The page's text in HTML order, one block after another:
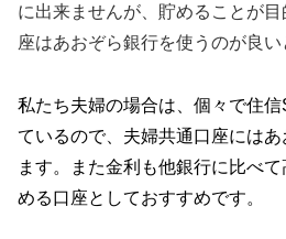
に出来ませんが、貯めることが
座はあおぞら銀行を使うのが良い
私たち夫婦の場合は、個々で住
ているので、夫婦共通口座には
ます。また金利も他銀行に比べ
める口座としておすすめです。